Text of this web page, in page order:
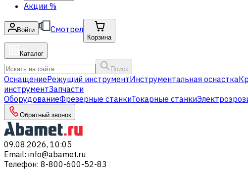
Акции %
Войти Смотрел
Корзина
Каталог
Поиск
ОснащениеРежущий инструментИнструментальная оснастка
инструментЗапчасти
ОборудованиеФрезерные станкиТокарные станки
Обратный звонок
09.08.2026, 10:05
Email: info@abamet.ru
Телефон: 8-800-600-52-83